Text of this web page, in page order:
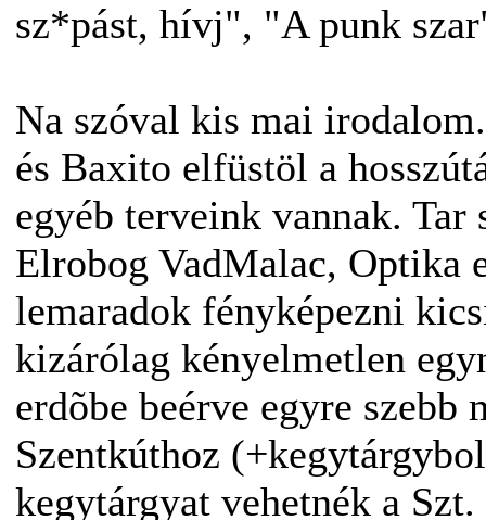
sz*pást, hívj", "A punk
Na szóval kis mai
és Baxito elfüstöl a
egyéb terveink vannak.
Elrobog VadMalac, Optika
lemaradok fényképezni
kizárólag kényelmetlen
erdõbe beérve egyre szebb
Szentkúthoz
kegytárgyat vehetnék a